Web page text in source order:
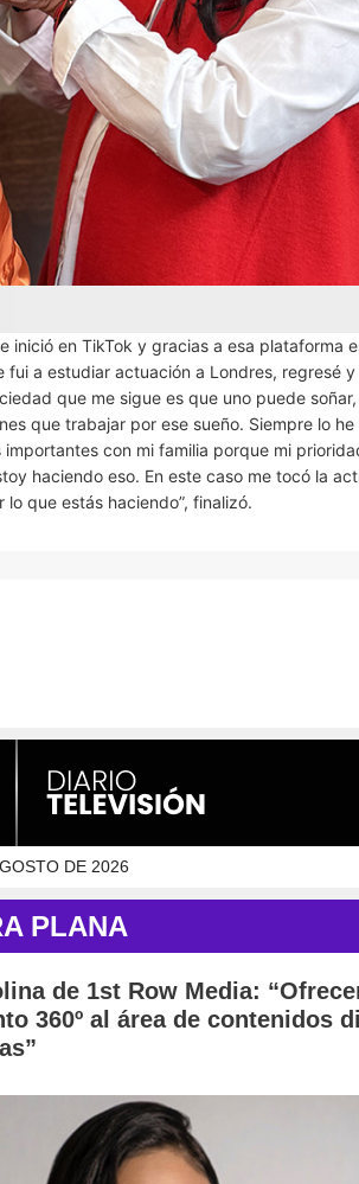
en TikTok y gracias a esa plataforma
a estudiar actuación a Londres, regresé
que me sigue es que uno puede
que trabajar por ese sueño. Siempre lo
con mi familia porque mi
haciendo eso. En este caso me tocó la
que estás haciendo”, finalizó.